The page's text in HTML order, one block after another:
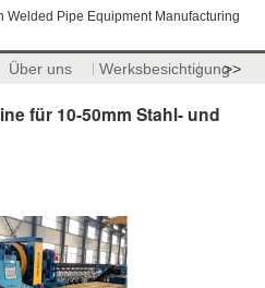
Welded Pipe Equipment Manufacturing
Über uns Werksbesichtigung>>
für 10-50mm Stahl- und